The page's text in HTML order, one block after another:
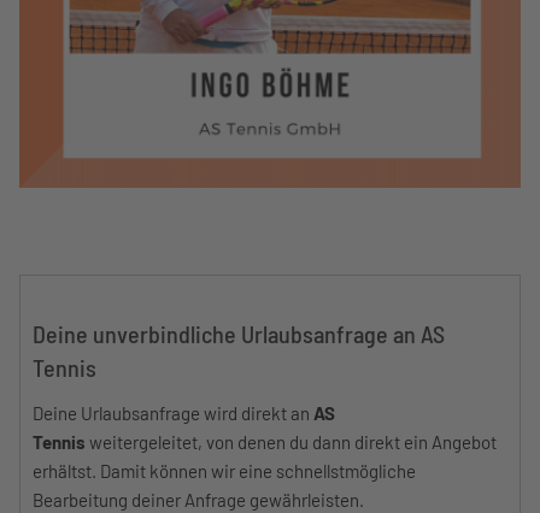
Deine unverbindliche Urlaubsanfrage an AS
Tennis
Deine Urlaubsanfrage wird direkt an AS
Tennis weitergeleitet, von denen du dann direkt ein Angebot
erhältst. Damit können wir eine schnellstmögliche
Bearbeitung deiner Anfrage gewährleisten.